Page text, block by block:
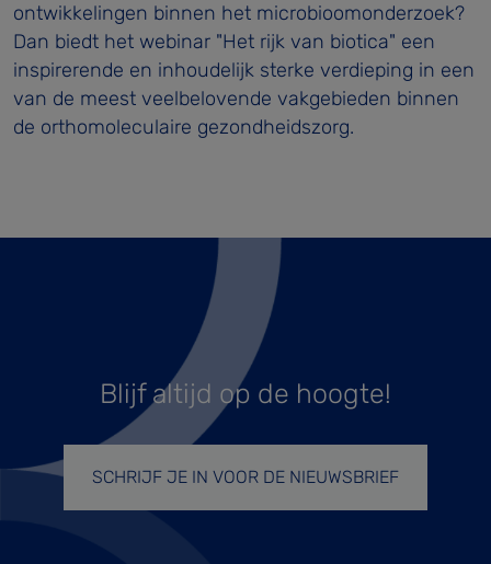
ontwikkelingen binnen het microbioomonderzoek?
Dan biedt het webinar "Het rijk van biotica" een
inspirerende en inhoudelijk sterke verdieping in een
van de meest veelbelovende vakgebieden binnen
de orthomoleculaire gezondheidszorg.
Blijf altijd op de hoogte!
SCHRIJF JE IN VOOR DE NIEUWSBRIEF